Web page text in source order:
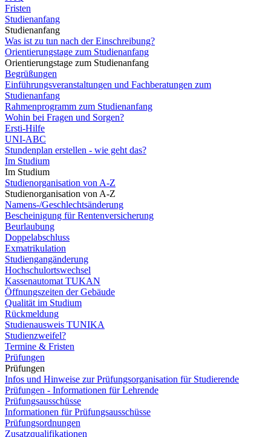
Fristen
Studienanfang
Studienanfang
Was ist zu tun nach der Einschreibung?
Orientierungstage zum Studienanfang
Orientierungstage zum Studienanfang
Begrüßungen
Einführungsveranstaltungen und Fachberatungen zum
Studienanfang
Rahmenprogramm zum Studienanfang
Wohin bei Fragen und Sorgen?
Ersti-Hilfe
UNI-ABC
Stundenplan erstellen - wie geht das?
Im Studium
Im Studium
Studienorganisation von A-Z
Studienorganisation von A-Z
Namens-/Geschlechtsänderung
Bescheinigung für Rentenversicherung
Beurlaubung
Doppelabschluss
Exmatrikulation
Studiengangänderung
Hochschulortswechsel
Kassenautomat TUKAN
Öffnungszeiten der Gebäude
Qualität im Studium
Rückmeldung
Studienausweis TUNIKA
Studienzweifel?
Termine & Fristen
Prüfungen
Prüfungen
Infos und Hinweise zur Prüfungsorganisation für Studierende
Prüfungen - Informationen für Lehrende
Prüfungsausschüsse
Informationen für Prüfungsausschüsse
Prüfungsordnungen
Zusatzqualifikationen